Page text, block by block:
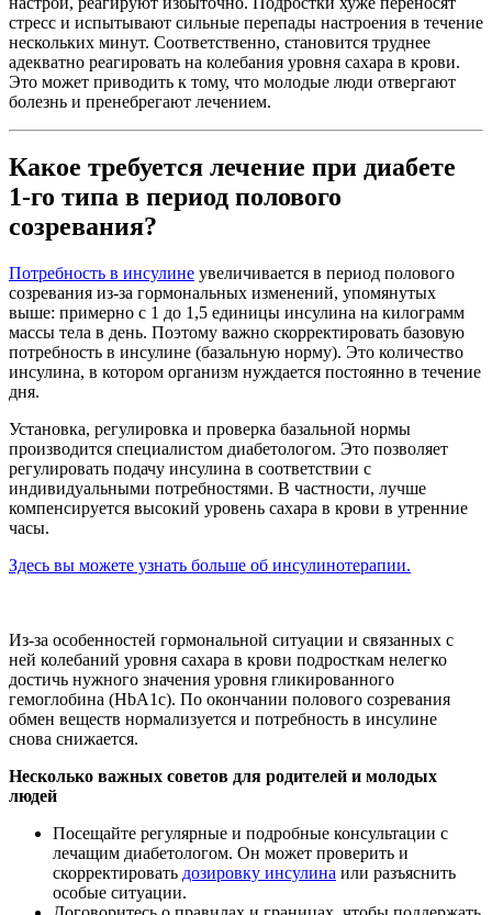
стресс и испытывают сильные перепады настроения в течение
нескольких минут. Соответственно, становится труднее
адекватно реагировать на колебания уровня сахара в крови.
Это может приводить к тому, что молодые люди отвергают
болезнь и пренебрегают лечением.
Какое требуется лечение при диабете
1-го типа в период полового
созревания?
Потребность в инсулине увеличивается в период полового
созревания из-за гормональных изменений, упомянутых
выше: примерно с 1 до 1,5 единицы инсулина на килограмм
массы тела в день. Поэтому важно скорректировать базовую
потребность в инсулине (базальную норму). Это количество
инсулина, в котором организм нуждается постоянно в течение
дня.
Установка, регулировка и проверка базальной нормы
производится специалистом диабетологом. Это позволяет
регулировать подачу инсулина в соответствии с
индивидуальными потребностями. В частности, лучше
компенсируется высокий уровень сахара в крови в утренние
часы.
Здесь вы можете узнать больше об инсулинотерапии.
Из-за особенностей гормональной ситуации и связанных с
ней колебаний уровня сахара в крови подросткам нелегко
достичь нужного значения уровня гликированного
гемоглобина (HbA1c). По окончании полового созревания
обмен веществ нормализуется и потребность в инсулине
снова снижается.
Несколько важных советов для родителей и молодых
людей
Посещайте регулярные и подробные консультации с
лечащим диабетологом. Он может проверить и
скорректировать дозировку инсулина или разъяснить
особые ситуации.